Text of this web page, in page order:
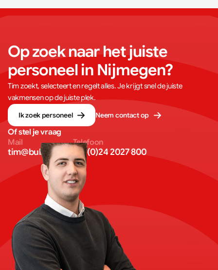
Op zoek naar het juiste
personeel in Nijmegen?
Tim zoekt, selecteert en regelt alles. Je krijgt snel de juiste
vakmensen op de juiste plek.
Ik zoek personeel Neem contact op
Of stel je vraag
Mail
tim@bullseye.eu
Telefoon
+31 (0)24 2027 800